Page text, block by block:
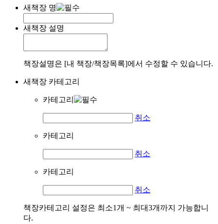
새책장 명
새책장 설명
책장설명은 [내 책장/책장목록]에서 수정할 수 있습니다.
새책장 카테고리
카테고리
취소
카테고리
취소
카테고리
취소
책장카테고리 설정은 최소1개 ~ 최대3개까지 가능합니
다.